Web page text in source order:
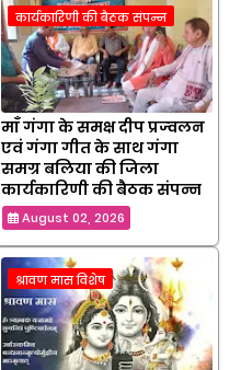
कार्यकारिणी की बैठक संपन्न
माँ गंगा के समक्ष दीप प्रज्वलन
एवं गंगा गीत के साथ गंगा
समग्र बलिया की जिला
कार्यकारिणी की बैठक संपन्न
August 02, 2026
श्रावण मास विशेष